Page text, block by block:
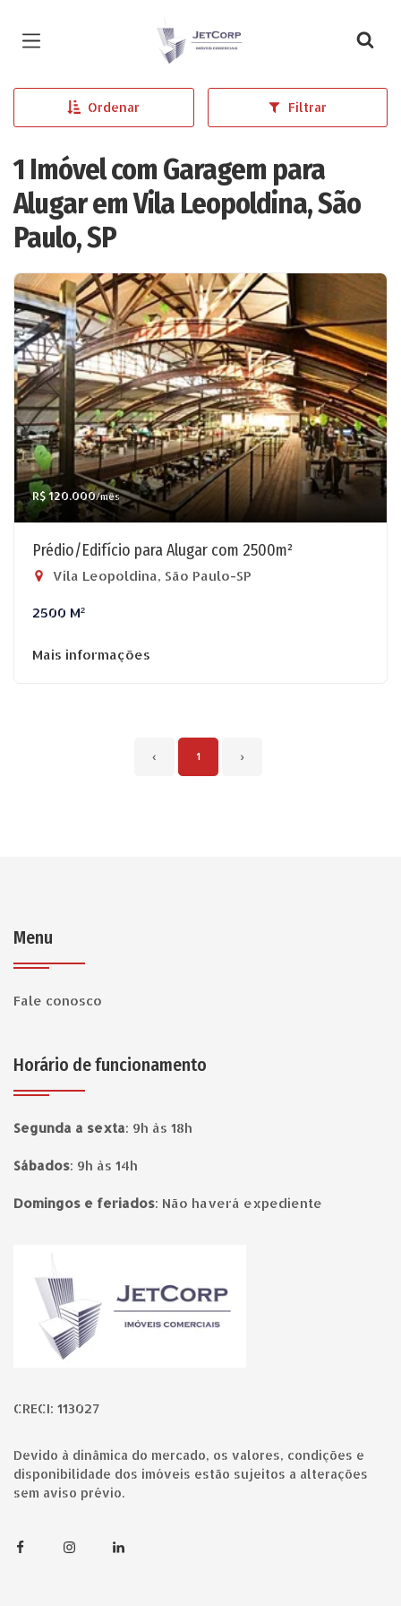
Página inicial
Ordenar Filtrar
1 Imóvel com Garagem para
Alugar em Vila Leopoldina, São
Paulo, SP
R$ 120.000/mês
Prédio/Edifício para Alugar com 2500m²
Vila Leopoldina, São Paulo-SP
2500 M²
Mais informações
‹ 1 ›
Menu
Fale conosco
Horário de funcionamento
Segunda a sexta: 9h às 18h
Sábados: 9h às 14h
Domingos e feriados: Não haverá expediente
CRECI: 113027
Devido à dinâmica do mercado, os valores, condições e
disponibilidade dos imóveis estão sujeitos a alterações
sem aviso prévio.
FacebookInstagramLinkedin